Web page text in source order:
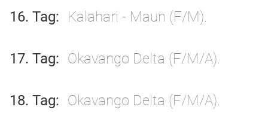
16. Tag Kalahari - Maun (F/M).
17. Tag Okavango Delta (F/M/A).
18. Tag Okavango Delta (F/M/A).